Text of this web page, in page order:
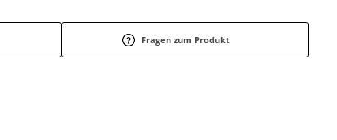
Fragen zum Produkt